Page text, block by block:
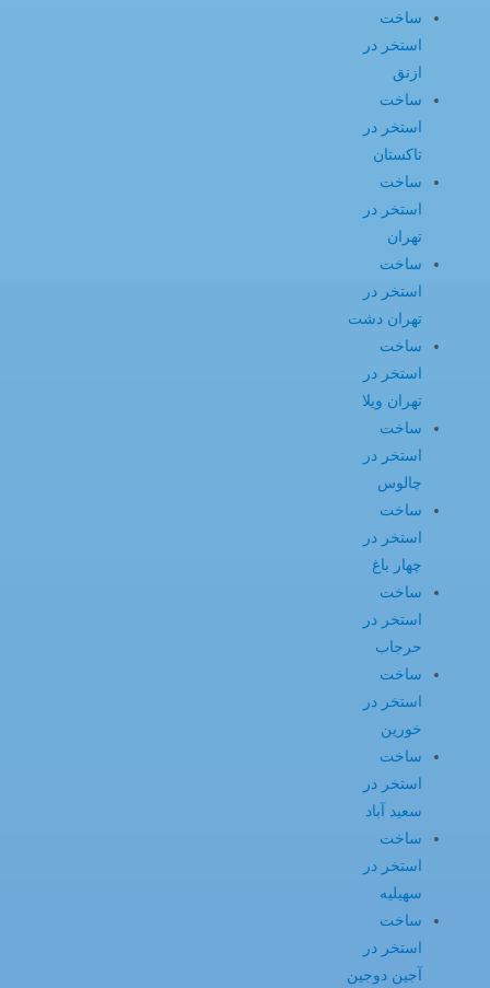
ساخت
استخر در
ازنق
ساخت
استخر در
تاکستان
ساخت
استخر در
تهران
ساخت
استخر در
تهران دشت
ساخت
استخر در
تهران ویلا
ساخت
استخر در
چالوس
ساخت
استخر در
چهار باغ
ساخت
استخر در
حرجاب
ساخت
استخر در
خورین
ساخت
استخر در
سعید آباد
ساخت
استخر در
سهیلیه
ساخت
استخر در
آجین دوجین